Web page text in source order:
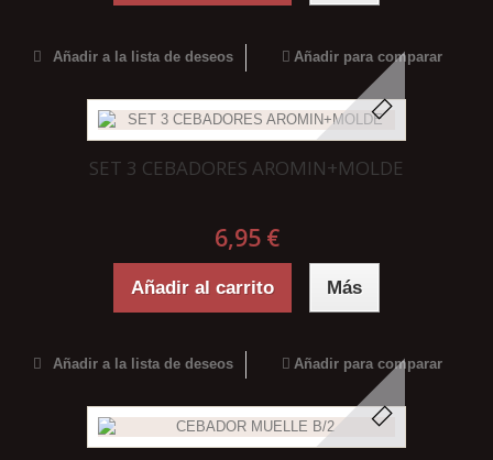
Añadir a la lista de deseos Añadir para comparar
SET 3 CEBADORES AROMIN+MOLDE
6,95 €
Añadir al carrito Más
Añadir a la lista de deseos Añadir para comparar